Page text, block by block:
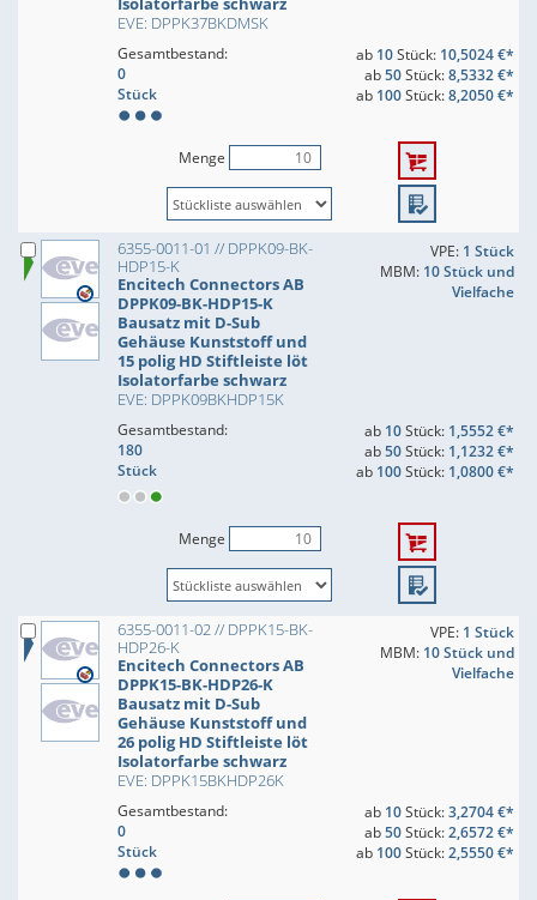
EVE: DPPK37BKDMSK
Gesamtbestand:
0
Stück
ab 10Stück: 10,5024 €*
ab50Stück:8,5332 €*
ab 100Stück:8,2050 €*
Menge
6355-0011-01 // DPPK09-BK-
HDP15-K
Encitech Connectors AB
DPPK09-BK-HDP15-K
Bausatz mit D-Sub
Gehäuse Kunststoff und
15 polig HD Stiftleiste löt
Isolatorfarbe schwarz
EVE: DPPK09BKHDP15K
VPE: 1 Stück
MBM: 10 Stück und
Vielfache
Gesamtbestand:
180
Stück
ab 10Stück: 1,5552 €*
ab50Stück: 1,1232 €*
ab 100Stück: 1,0800 €*
Menge
6355-0011-02 // DPPK15-BK-
HDP26-K
Encitech Connectors AB
DPPK15-BK-HDP26-K
Bausatz mit D-Sub
Gehäuse Kunststoff und
26 polig HD Stiftleiste löt
Isolatorfarbe schwarz
EVE: DPPK15BKHDP26K
VPE: 1 Stück
MBM: 10 Stück und
Vielfache
Gesamtbestand:
0
Stück
ab 10Stück:3,2704 €*
ab50Stück:2,6572 €*
ab 100Stück:2,5550 €*